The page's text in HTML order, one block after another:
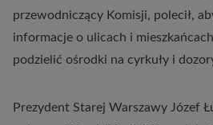
przewodniczący Komisji, polecił,
informacje o ulicach i
podzielić ośrodki na cyrkuły i
Prezydent Starej Warszawy Józef